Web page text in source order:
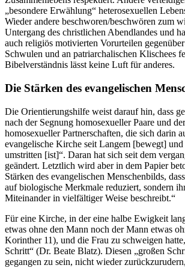
„besondere Erwählung“ heterosexuellen
Wieder andere beschworen/beschwören zum
Untergang des christlichen Abendlandes und
auch religiös motivierten Vorurteilen
Schwulen und an patriarchalischen Klischees
Bibelverständnis lässt keine Luft für anderes.
Die Stärken des evangelischen
Die Orientierungshilfe weist darauf hin, dass
nach der Segnung homosexueller Paare und
homosexueller Partnerschaften, die sich darin
evangelische Kirche seit Langem [bewegt]
umstritten [ist]“. Daran hat sich seit dem
geändert. Letztlich wird aber in dem Papier
Stärken des evangelischen Menschenbilds,
auf biologische Merkmale reduziert, sondern
Miteinander in vielfältiger Weise beschreibt.“
Für eine Kirche, in der eine halbe Ewigkeit
etwas ohne den Mann noch der Mann etwas
Korinther 11), und die Frau zu schweigen
Schritt“ (Dr. Beate Blatz). Diesen „großen
gegangen zu sein, nicht wieder